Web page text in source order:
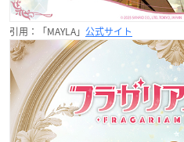
引用：「MAYLA」 公式サイト